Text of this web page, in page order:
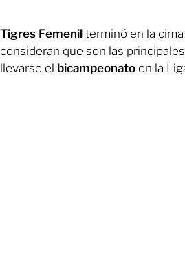
Tigres Femenil terminó en la
consideran que son las
llevarse el bicampeonato en la